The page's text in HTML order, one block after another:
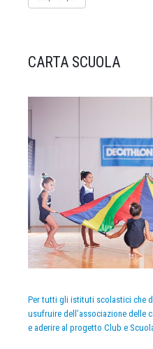
CARTA SCUOLA
Per tutti gli istituti scolastici che
usufruire dell’associazione delle
e aderire al progetto Club e